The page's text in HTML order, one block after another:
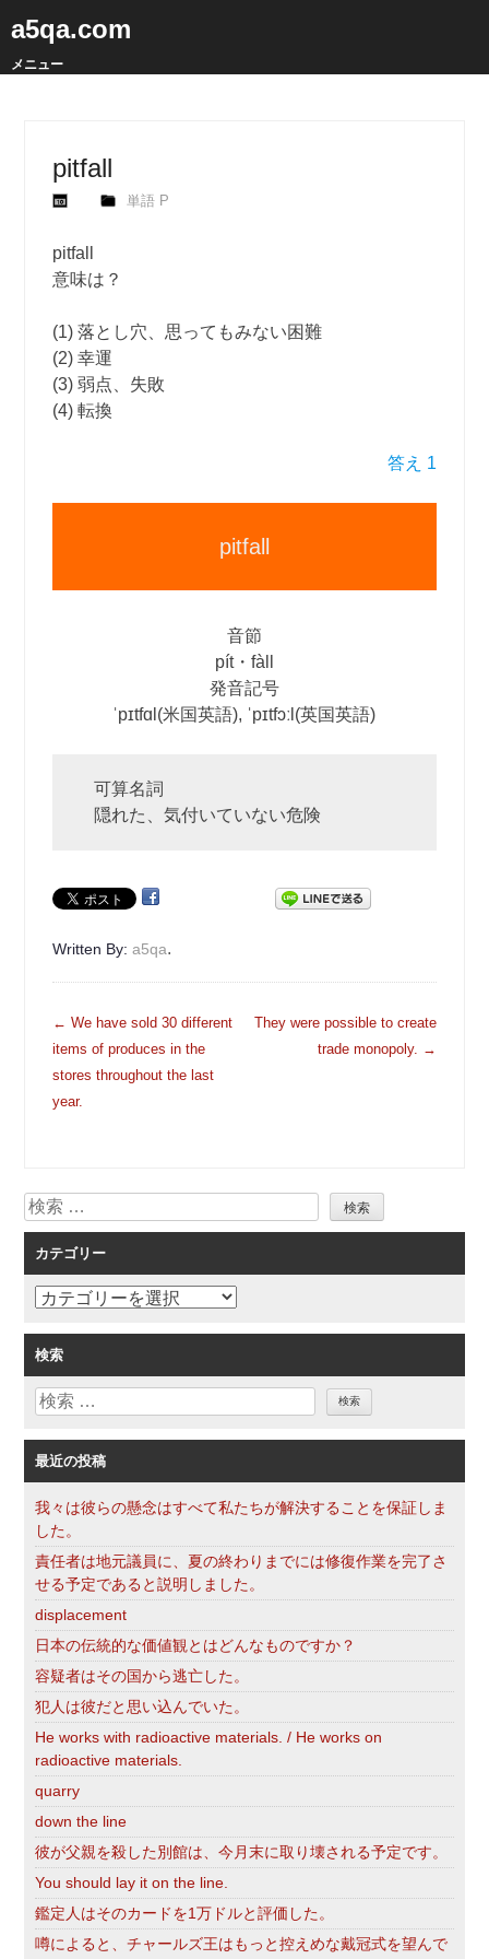
a5qa.com
メニュー
pitfall
単語 P
pitfall
意味は？
(1) 落とし穴、思ってもみない困難
(2) 幸運
(3) 弱点、失敗
(4) 転換
答え 1
pitfall
音節
pít・fàll
発音記号
ˈpɪtfɑl(米国英語), ˈpɪtfɔːl(英国英語)
可算名詞
隠れた、気付いていない危険
Written By:a5qa.
投
稿
ナ
ビ
ョ
ン
← We have sold 30 different
items of produces in the
stores throughout the last
year.
They were possible to create
trade monopoly. →
検
索
カテゴリー
カ
ゴ
リ
ー
検索
検
最近の投稿
我々は彼らの懸念はすべて私たちが解決することを保証しま
した。
責任者は地元議員に、夏の終わりまでには修復作業を完了さ
せる予定であると説明しました。
displacement
日本の伝統的な価値観とはどんなものですか？
容疑者はその国から逃亡した。
犯人は彼だと思い込んでいた。
He works with radioactive materials. / He works on
radioactive materials.
quarry
down the line
彼が父親を殺した別館は、今月末に取り壊される予定です。
You should lay it on the line.
鑑定人はそのカードを1万ドルと評価した。
噂によると、チャールズ王はもっと控えめな戴冠式を望んで